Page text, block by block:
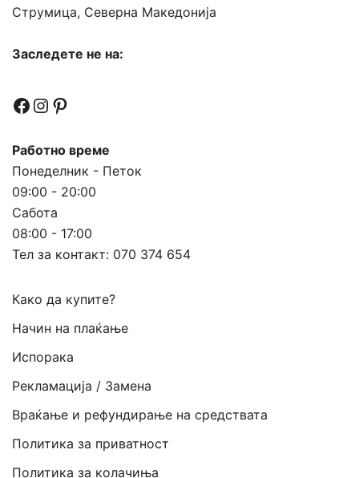
Струмица, Северна Македонија
Заследете не на:
Facebook
Instagram
Pinterest
Работно време
Понеделник - Петок
09:00 - 20:00
Сабота
08:00 - 17:00
Тел за контакт: 070 374 654
Како да купите?
Начин на плаќање
Испорака
Рекламација / Замена
Враќање и рефундирање на средствата
Политика за приватност
Политика за колачиња